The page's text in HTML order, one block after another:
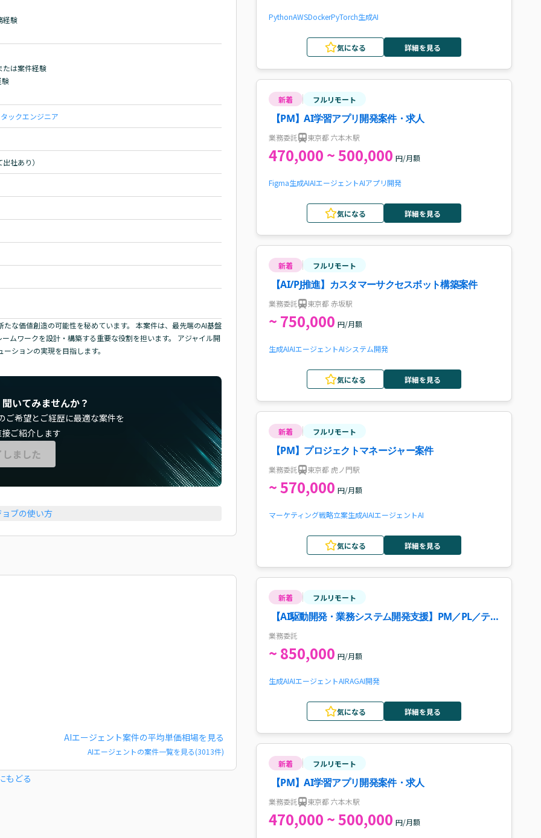
経験
たは案件経験
験
ックエンジニア
社あり）
な価値創造の可能性を秘めています。 本案件は、最先端のAI基盤
ムワークを設計・構築する重要な役割を担います。 アジャイル開
ションの実現を目指します。
いてみませんか？
ご希望とご経歴に最適な案件を
ご紹介します
ました
ブの使い方
AIエージェント案件の平均単価相場を見る
AIエージェントの案件一覧を見る(3013件)
もどる
PythonAWSDockerPyTorch生成AI
気になる 詳細を見る
新着 フルリモート
【PM】AI学習アプリ開発案件・求人
業務委託 東京都 六本木駅
470,000 ~ 500,000 円/月額
Figma生成AIAIエージェントAIアプリ開発
気になる 詳細を見る
新着 フルリモート
【AI/PJ推進】カスタマーサクセスボット構築案件
業務委託 東京都 赤坂駅
~ 750,000 円/月額
生成AIAIエージェントAIシステム開発
気になる 詳細を見る
新着 フルリモート
【PM】プロジェクトマネージャー案件
業務委託 東京都 虎ノ門駅
~ 570,000 円/月額
マーケティング戦略立案生成AIAIエージェントAI
気になる 詳細を見る
新着 フルリモート
【AI駆動開発・業務システム開発支援】PM／PL／テ
ックリード案件
業務委託
~ 850,000 円/月額
生成AIAIエージェントAIRAGAI開発
気になる 詳細を見る
新着 フルリモート
【PM】AI学習アプリ開発案件・求人
業務委託 東京都 六本木駅
470,000 ~ 500,000 円/月額